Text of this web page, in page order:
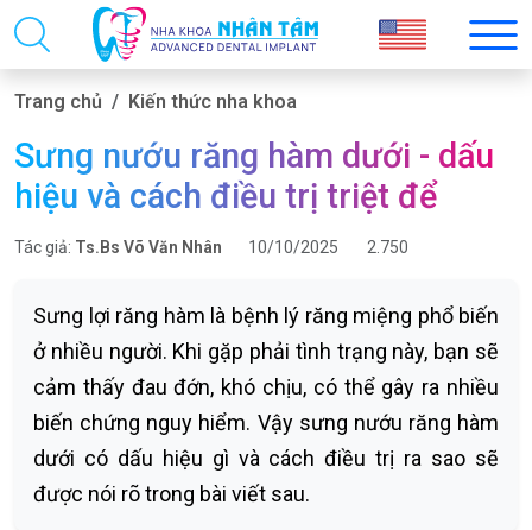
Trang chủ Kiến thức nha khoa
Sưng nướu răng hàm dưới - dấu
hiệu và cách điều trị triệt để
Tác giả: Ts.Bs Võ Văn Nhân 10/10/2025 2.750
Sưng lợi răng hàm là bệnh lý răng miệng phổ biến
ở nhiều người. Khi gặp phải tình trạng này, bạn sẽ
cảm thấy đau đớn, khó chịu, có thể gây ra nhiều
biến chứng nguy hiểm. Vậy sưng nướu răng hàm
dưới có dấu hiệu gì và cách điều trị ra sao sẽ
được nói rõ trong bài viết sau.